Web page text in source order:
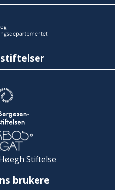
stiftelser
Stiftelse
brukere